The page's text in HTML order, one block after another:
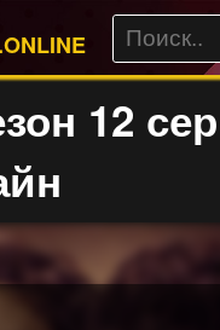
.ONLINE
12